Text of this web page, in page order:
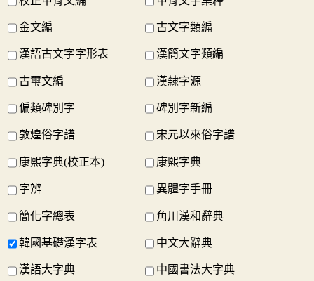
金文編 古文字類編
漢語古文字字形表 漢簡文字類編
古璽文編 漢隸字源
偏類碑別字 碑別字新編
敦煌俗字譜 宋元以來俗字譜
康熙字典(校正本) 康熙字典
字辨 異體字手冊
簡化字總表 角川漢和辭典
韓國基礎漢字表 中文大辭典
漢語大字典 中國書法大字典